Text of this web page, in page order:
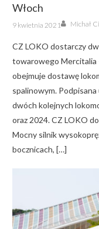
Włoch
Posted
on
9 kwietnia 2021 Author
Michał
CZ LOKO dostarczy
towarowego Mercitalia
obejmuje dostawę
spalinowym.
dwóch kolejnych
oraz 2024. CZ LOKO
Mocny silnik
bocznicach, […]